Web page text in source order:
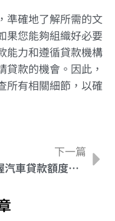
準確地了解所需的文
果您能夠組織好必要
能力和遵循貸款機構
款的機會。因此，
所有相關細節，以確
下一篇
掌握汽車貸款額度調整的技巧